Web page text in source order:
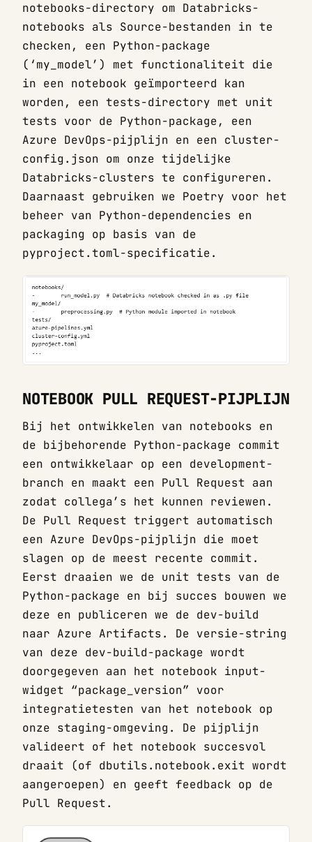
notebooks-directory om Databricks-
notebooks als Source-bestanden in te
checken, een Python-package
(‘my_model’) met functionaliteit die
in een notebook geïmporteerd kan
worden, een tests-directory met unit
tests voor de Python-package, een
Azure DevOps-pijplijn en een cluster-
config.json om onze tijdelijke
Databricks-clusters te configureren.
Daarnaast gebruiken we Poetry voor het
beheer van Python-dependencies en
packaging op basis van de
pyproject.toml-specificatie.
NOTEBOOK PULL REQUEST-PIJPLIJN
Bij het ontwikkelen van notebooks en
de bijbehorende Python-package commit
een ontwikkelaar op een development-
branch en maakt een Pull Request aan
zodat collega’s het kunnen reviewen.
De Pull Request triggert automatisch
een Azure DevOps-pijplijn die moet
slagen op de meest recente commit.
Eerst draaien we de unit tests van de
Python-package en bij succes bouwen we
deze en publiceren we de dev-build
naar Azure Artifacts. De versie-string
van deze dev-build-package wordt
doorgegeven aan het notebook input-
widget “package_version” voor
integratietesten van het notebook op
onze staging-omgeving. De pijplijn
valideert of het notebook succesvol
draait (of dbutils.notebook.exit wordt
aangeroepen) en geeft feedback op de
Pull Request.